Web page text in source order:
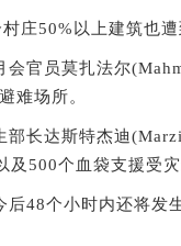
50%以上建筑也遭
官员莫扎法尔
难场所。
长达斯特杰迪
500个血袋支援受灾
48个小时内还将发